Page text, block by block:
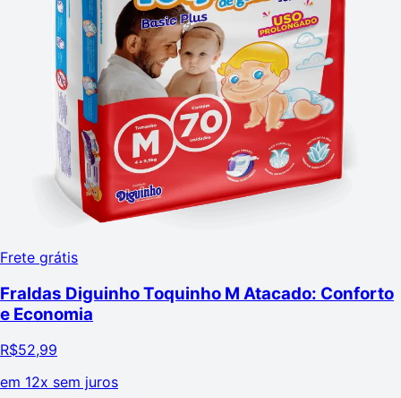
Frete grátis
Fraldas Diguinho Toquinho M Atacado: Conforto
e Economia
R$52,99
em 12x sem juros